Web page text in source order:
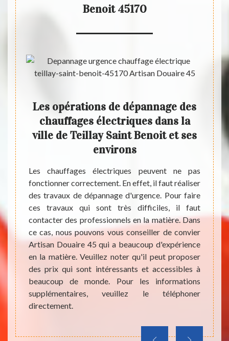
Benoit 45170
au
sont
il est
en
des
tous.
lui
Les opérations de dépannage des
chauffages électriques dans la
ville de Teillay Saint Benoit et ses
environs
Les chauffages électriques peuvent ne pas
fonctionner correctement. En effet, il faut réaliser
des travaux de dépannage d'urgence. Pour faire
ces travaux qui sont très difficiles, il faut
contacter des professionnels en la matière. Dans
ce cas, nous pouvons vous conseiller de convier
Artisan Douaire 45 qui a beaucoup d'expérience
en la matière. Veuillez noter qu'il peut proposer
des prix qui sont intéressants et accessibles à
beaucoup de monde. Pour les informations
supplémentaires, veuillez le téléphoner
directement.
Les
que
ces
est
peut
sans